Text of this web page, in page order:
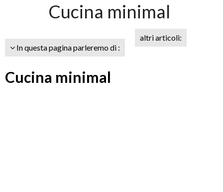
Cucina minimal
In questa pagina parleremo di :
altri articoli:
Cucina minimal